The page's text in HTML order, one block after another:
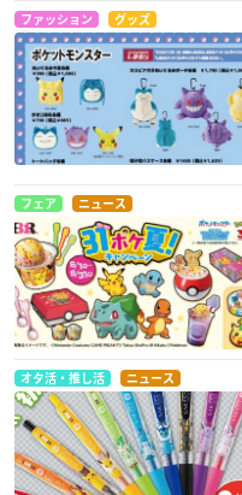
ファッション グッズ
フェア ニュース
オタ活・推し活 ニュース